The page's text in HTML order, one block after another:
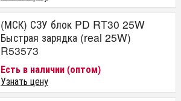
(МСК) СЗУ блок PD RT30 25W
Быстрая зарядка (real 25W)
R53573
Есть в наличии (оптом)
Узнать цену